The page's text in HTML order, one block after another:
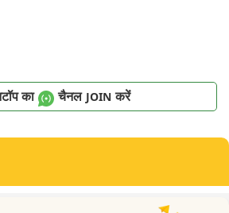
का चैनल JOIN करें